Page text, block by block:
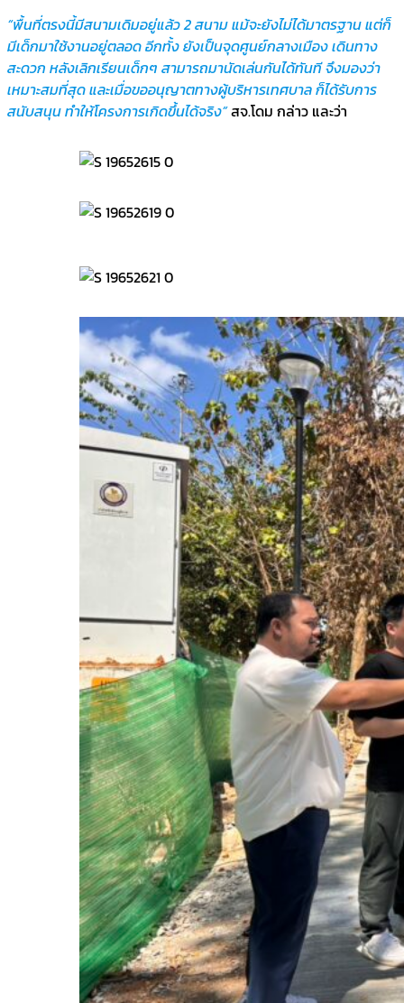
“พื้นที่ตรงนี้มีสนามเดิมอยู่แล้ว 2 สนาม แม้จะยังไม่ได้มาตรฐาน แต่ก็
มีเด็กมาใช้งานอยู่ตลอด อีกทั้ง ยังเป็นจุดศูนย์กลางเมือง เดินทาง
สะดวก หลังเลิกเรียนเด็กๆ สามารถมานัดเล่นกันได้ทันที จึงมองว่า
เหมาะสมที่สุด และเมื่อขออนุญาตทางผู้บริหารเทศบาล ก็ได้รับการ
สนับสนุน ทำให้โครงการเกิดขึ้นได้จริง”สจ.โดม กล่าว และว่า